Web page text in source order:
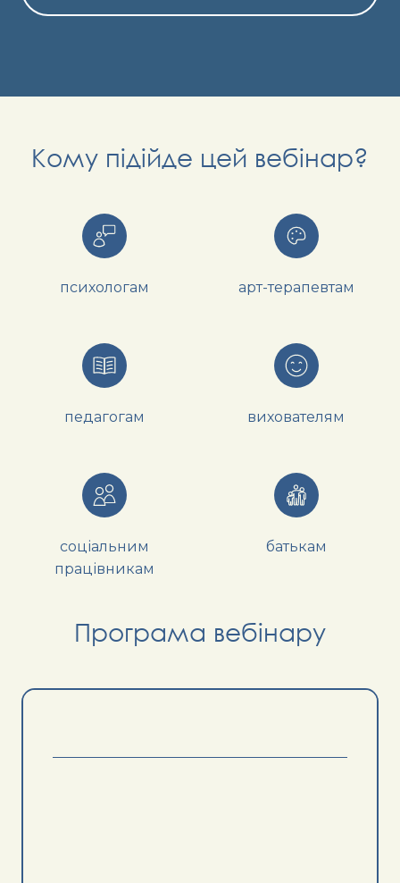
Кому підійде цей вебінар?
психологам арт-терапевтам
педагогам вихователям
соціальним
працівникам
батькам
Програма вебінару